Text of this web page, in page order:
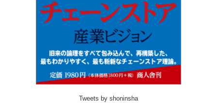
Tweets by shoninsha